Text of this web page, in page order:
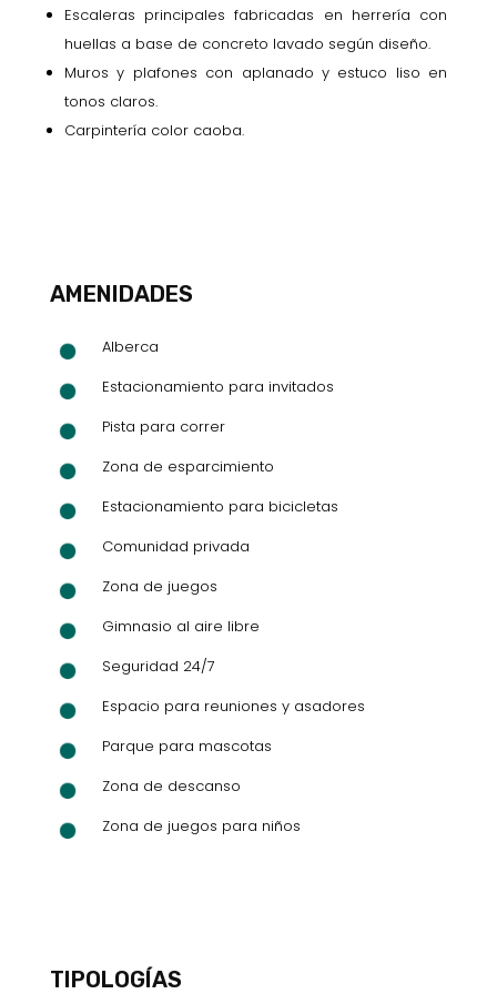
Escaleras principales fabricadas en herrería con
huellas a base de concreto lavado según diseño.
Muros y plafones con aplanado y estuco liso en
tonos claros.
Carpintería color caoba.
AMENIDADES
Alberca
Estacionamiento para invitados
Pista para correr
Zona de esparcimiento
Estacionamiento para bicicletas
Comunidad privada
Zona de juegos
Gimnasio al aire libre
Seguridad 24/7
Espacio para reuniones y asadores
Parque para mascotas
Zona de descanso
Zona de juegos para niños
TIPOLOGÍAS